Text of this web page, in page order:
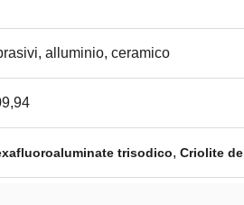
alluminio, ceramico
trisodico, Criolite